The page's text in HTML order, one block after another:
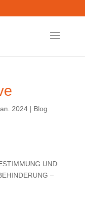
2024| Blog
UND
–